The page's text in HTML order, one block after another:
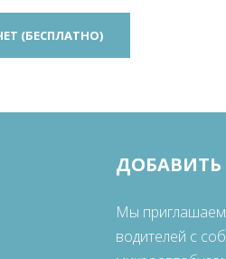
(БЕСПЛАТНО)
ДОБАВИТЬ
Мы приглашаем
водителей с